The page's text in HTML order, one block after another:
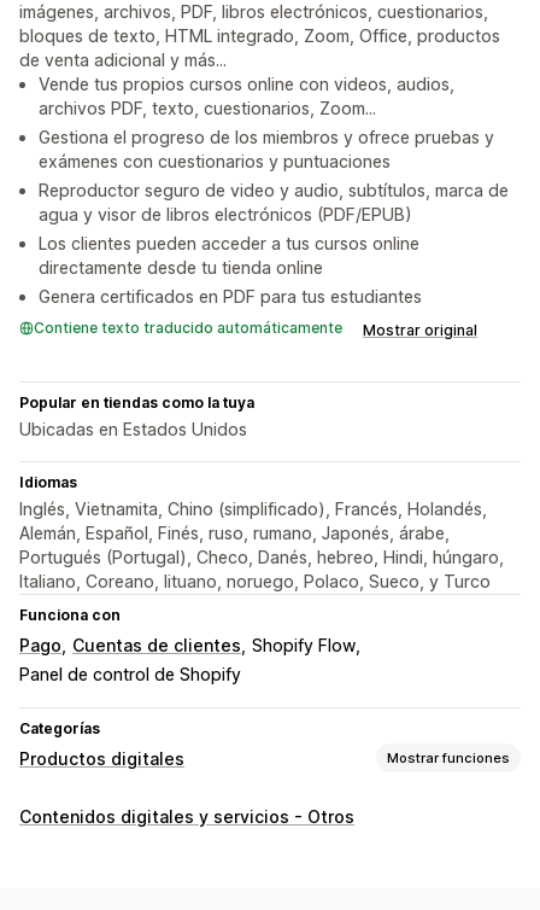
imágenes, archivos, PDF, libros electrónicos, cuestionarios,
bloques de texto, HTML integrado, Zoom, Office, productos
de venta adicional y más...
Vende tus propios cursos online con videos, audios,
archivos PDF, texto, cuestionarios, Zoom...
Gestiona el progreso de los miembros y ofrece pruebas y
exámenes con cuestionarios y puntuaciones
Reproductor seguro de video y audio, subtítulos, marca de
agua y visor de libros electrónicos (PDF/EPUB)
Los clientes pueden acceder a tus cursos online
directamente desde tu tienda online
Genera certificados en PDF para tus estudiantes
Contiene texto traducido automáticamente Mostrar original
Popular en tiendas como la tuya
Ubicadas en Estados Unidos
Idiomas
Inglés, Vietnamita, Chino (simplificado), Francés, Holandés,
Alemán, Español, Finés, ruso, rumano, Japonés, árabe,
Portugués (Portugal), Checo, Danés, hebreo, Hindi, húngaro,
Italiano, Coreano, lituano, noruego, Polaco, Sueco, y Turco
Funciona con
Pago Cuentas de clientes Shopify Flow
Panel de control de Shopify
Categorías
Productos digitales Mostrar funciones
Tipos de producto
Contenidos digitales y servicios - Otros